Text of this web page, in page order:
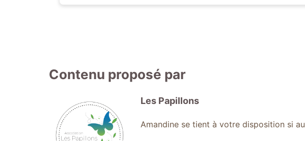
Contenu proposé par
Les Papillons
Amandine se tient à votre disposition si